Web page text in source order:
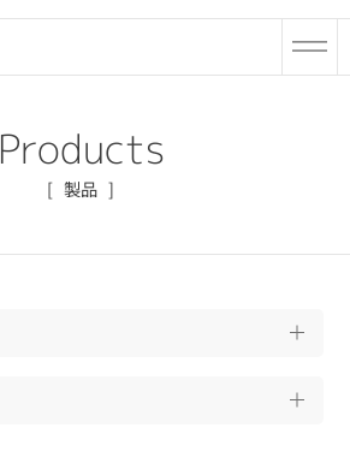
Products
製品